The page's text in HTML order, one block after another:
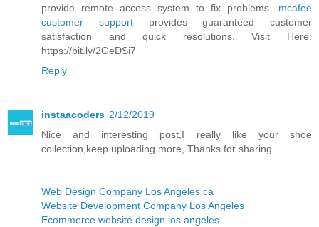
provide remote access system to fix problems. mcafee
customer supportprovides guaranteed customer
satisfaction and quick resolutions. Visit Here:
https://bit.ly/2GeDSi7
Reply
instaacoders 2/12/2019
Nice and interesting post,I really like your shoe
collection,keep uploading more, Thanks for sharing.
Web Design Company Los Angeles ca
Website Development Company Los Angeles
Ecommerce website design los angeles